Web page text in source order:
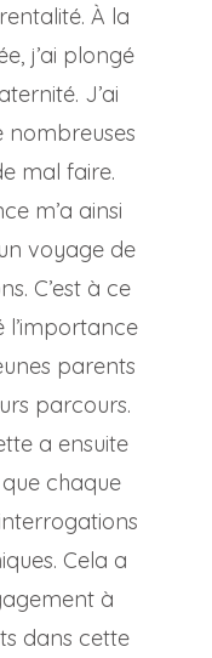
À la
j’ai plongé
J’ai
nombreuses
mal faire.
m’a ainsi
voyage de
C’est à ce
l’importance
parents
parcours.
a ensuite
chaque
Cela a
à
dans cette